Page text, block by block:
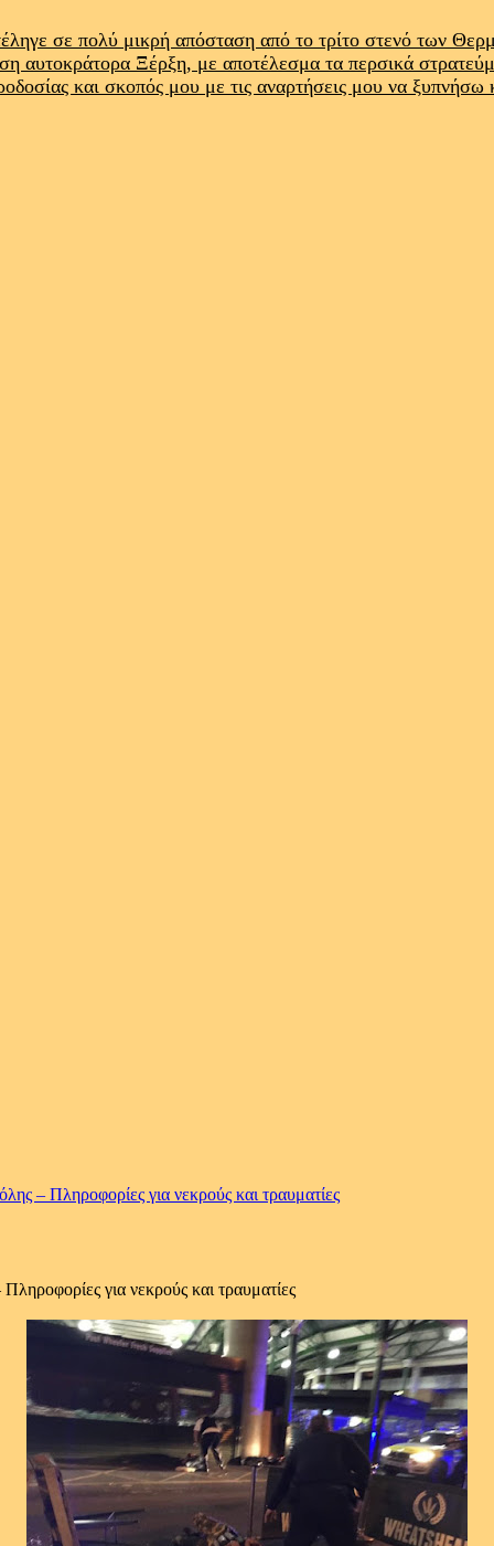
σε πολύ μικρή απόσταση από το τρίτο στενό των
αυτοκράτορα Ξέρξη, με αποτέλεσμα τα περσικά
και σκοπός μου με τις αναρτήσεις μου να
– Πληροφορίες για νεκρούς και τραυματίες
για νεκρούς και τραυματίες